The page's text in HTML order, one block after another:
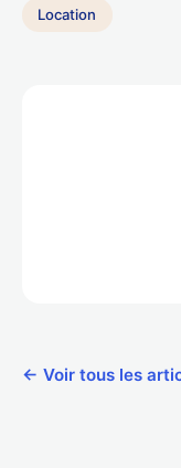
Location
← Voir tous les